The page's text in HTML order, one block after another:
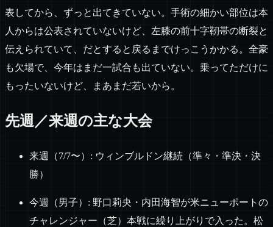
表してから、ずっと出てきていない。手術の細かい部位は本
人からは公表されていないけど、左膝の前十字靭帯の断裂と
伝えられていて、だとすると戻るまでけっこうかかる。全豪
も欠場で、今年はまだ一試合も出ていない。乗ってただけに
もったいないけど、まあまだ若いから。
先週／来週の主な大会
来週（7/7〜）: ウィンブルドン継続（準々・準決・決
勝）
今週（男子）: 野口莉央・内田海智が米ニューポートの
チャレンジャー（芝）本戦に繰り上がりで入った。松